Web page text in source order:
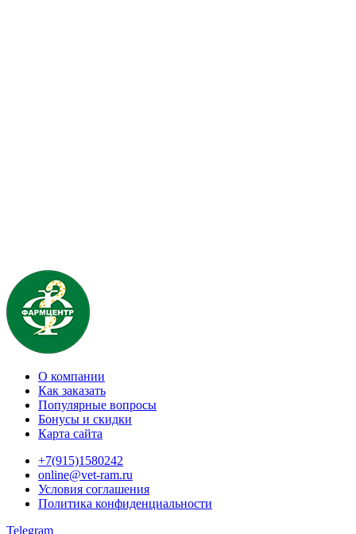
О компании
Как заказать
Популярные вопросы
Бонусы и скидки
Карта сайта
+7(915)1580242
online@vet-ram.ru
Условия соглашения
Политика конфиденциальности
Telegram